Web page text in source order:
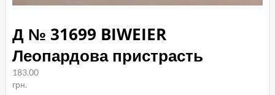
Д № 31699 BIWEIER
Леопардова пристрасть
183.00
грн.